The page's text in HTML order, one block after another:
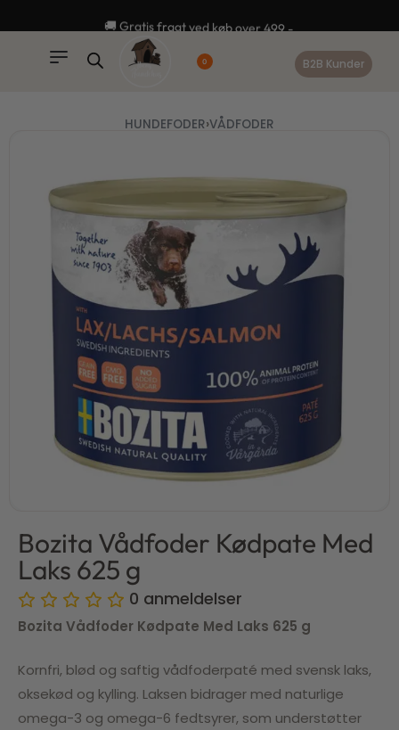
0 B2B Kunder
HUNDEFODER›VÅDFODER
Bozita Vådfoder Kødpate Med
Laks 625 g
0 anmeldelser
Bozita Vådfoder Kødpate Med Laks 625 g
Kornfri, blød og saftig vådfoderpaté med svensk laks,
oksekød og kylling. Laksen bidrager med naturlige
omega-3 og omega-6 fedtsyrer, som understøtter